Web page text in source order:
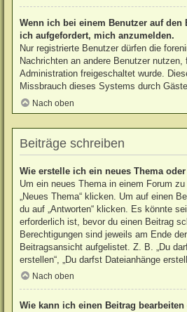
Wenn ich bei einem Benutzer auf den
ich aufgefordert, mich anzumelden.
Nur registrierte Benutzer dürfen die
Nachrichten an andere Benutzer
Administration freigeschaltet wurde.
Missbrauch dieses Systems durch
Nach oben
Beiträge schreiben
Wie erstelle ich ein neues Thema
Um ein neues Thema in einem Forum
„Neues Thema“ klicken. Um auf einen
du auf „Antworten“ klicken. Es könnte
erforderlich ist, bevor du einen Beitrag
Berechtigungen sind jeweils am Ende
Beitragsansicht aufgelistet. Z. B. „Du
erstellen“, „Du darfst Dateianhänge
Nach oben
Wie kann ich einen Beitrag